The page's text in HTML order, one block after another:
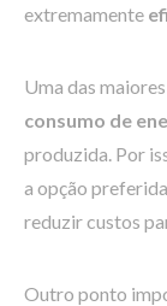
extremamente
Uma das
consumo de
produzida. Por
a opção
reduzir custos
Outro ponto